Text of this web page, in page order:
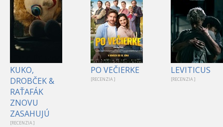
KUKO,
DROBČEK &
RAŤAFÁK
ZNOVU
ZASAHUJÚ
[RECENZIA ]
PO VEČIERKE
[RECENZIA ]
LEVITICUS
[RECENZIA ]